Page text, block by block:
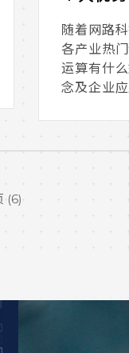
随着网路
各产业热
运算有什
念及企业
(6)